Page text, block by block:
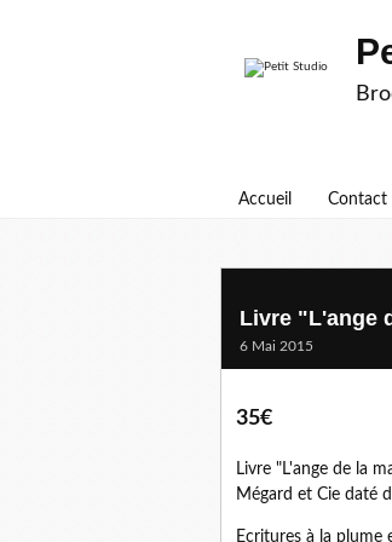
Accueil Contact
Livre "L'ange
6 Mai 2015
35€
Livre "L'ange de la
Mégard et Cie daté
Ecritures à la